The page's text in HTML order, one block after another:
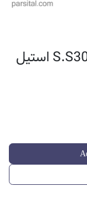
آتریسا یونیورست اپکس مربع S.S304 استیل